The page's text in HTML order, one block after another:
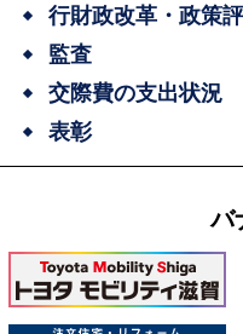
行財政改革・政策
監査
交際費の支出状況
表彰
バ